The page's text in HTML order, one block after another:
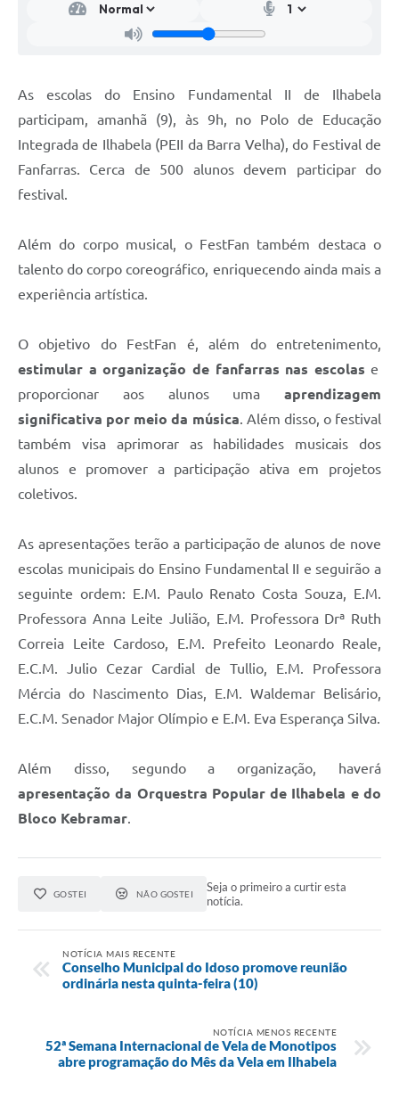
As escolas do Ensino Fundamental II de Ilhabela
participam, amanhã (9), às 9h, no Polo de Educação
Integrada de Ilhabela (PEII da Barra Velha), do Festival de
Fanfarras. Cerca de 500 alunos devem participar do
festival.
Além do corpo musical, o FestFan também destaca o
talento do corpo coreográfico, enriquecendo ainda mais a
experiência artística.
O objetivo do FestFan é, além do entretenimento,
estimular a organização de fanfarras nas escolas e
proporcionar aos alunos uma aprendizagem
significativa por meio da música . Além disso, o festival
também visa aprimorar as habilidades musicais dos
alunos e promover a participação ativa em projetos
coletivos.
As apresentações terão a participação de alunos de nove
escolas municipais do Ensino Fundamental II e seguirão a
seguinte ordem: E.M. Paulo Renato Costa Souza, E.M.
Professora Anna Leite Julião, E.M. Professora Drª Ruth
Correia Leite Cardoso, E.M. Prefeito Leonardo Reale,
E.C.M. Julio Cezar Cardial de Tullio, E.M. Professora
Mércia do Nascimento Dias, E.M. Waldemar Belisário,
E.C.M. Senador Major Olímpio e E.M. Eva Esperança Silva.
Além disso, segundo a organização, haverá
apresentação da Orquestra Popular de Ilhabela e do
Bloco Kebramar
GOSTEI NÃO GOSTEI
Seja o primeiro a curtir esta
notícia.
NOTÍCIA MAIS RECENTE
Conselho Municipal do Idoso promove reunião
ordinária nesta quinta-feira (10)
NOTÍCIA MENOS RECENTE
52ª Semana Internacional de Vela de Monotipos
abre programação do Mês da Vela em Ilhabela